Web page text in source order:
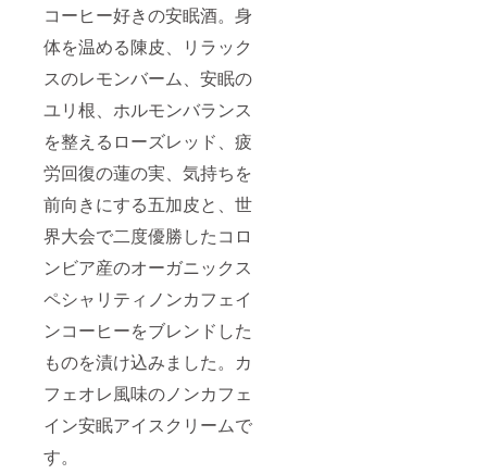
コーヒー好きの安眠酒。身
体を温める陳皮、リラック
スのレモンバーム、安眠の
ユリ根、ホルモンバランス
を整えるローズレッド、疲
労回復の蓮の実、気持ちを
前向きにする五加皮と、世
界大会で二度優勝したコロ
ンビア産のオーガニックス
ペシャリティノンカフェイ
ンコーヒーをブレンドした
ものを漬け込みました。カ
フェオレ風味のノンカフェ
イン安眠アイスクリームで
す。